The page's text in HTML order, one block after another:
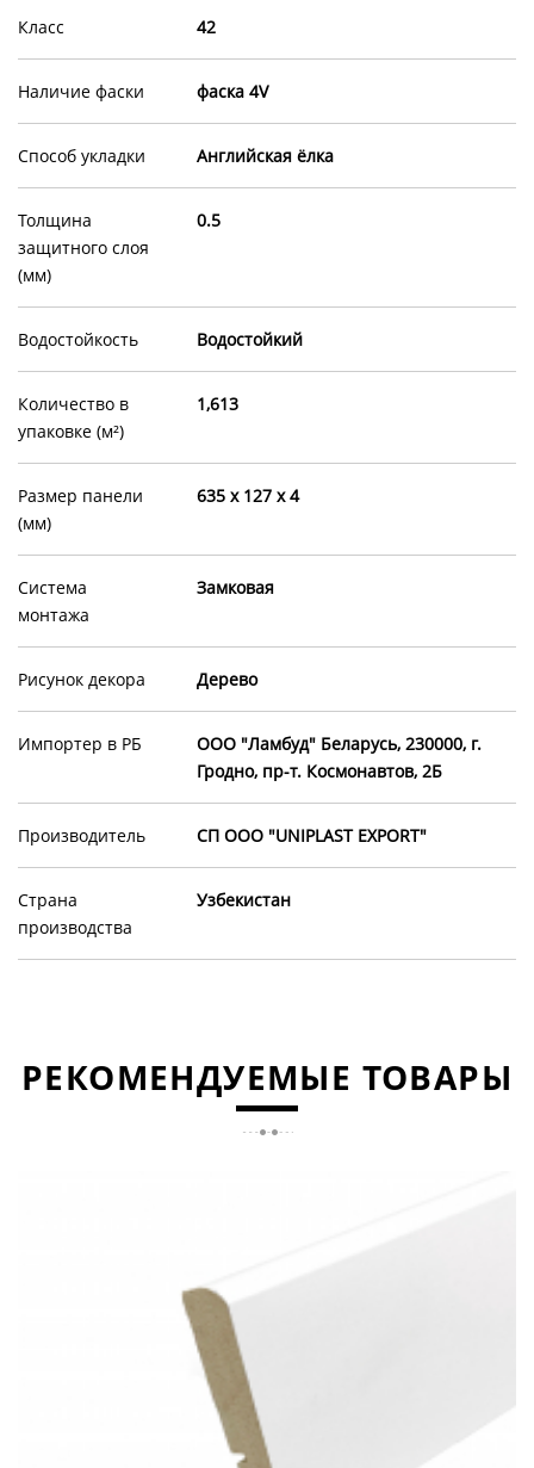
Класс 42
Наличие фаски фаска 4V
Способ укладки Английская ёлка
Толщина
защитного слоя
(мм)
0.5
Водостойкость Водостойкий
Количество в
упаковке (м²)
1,613
Размер панели
(мм)
635 x 127 x 4
Система
монтажа
Замковая
Рисунок декора Дерево
Импортер в РБ
OOO "Ламбуд" Беларусь, 230000, г.
Гродно, пр-т. Космонавтов, 2Б
Производитель СП ООО "UNIPLAST EXPORT"
Страна
производства
Узбекистан
РЕКОМЕНДУЕМЫЕ ТОВАРЫ